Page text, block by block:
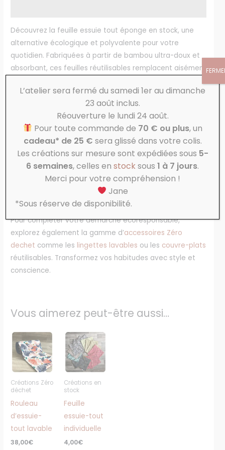
Découvrez la feuille essuie tout éponge en stock, une
alternative écologique et polyvalente pour votre
quotidien. Fabriquées à partir de bambou ultra-doux et
absorbant, ces feuilles réutilisables remplacent aisément
idéale pour essuyer vos mains après le lavage ou
absorber les petits accidents de la vie quotidienne.
La feuille essuie tout éponge en stock s’adapte à toutes
vos tâches ménagères grâce à leur résistance et leur
capacité d’absorption. Que ce soit pour sécher des fruits
et légumes fraîchement lavés ou essuyer des surfaces,
elles offrent une solution pratique et zéro déchet.
Facilement lavables en machine, elles conservent leur
douceur et leur efficacité, utilisation après utilisation.
Pour compléter votre démarche écoresponsable,
explorez également la gamme d’accessoires Zéro
dechet comme les lingettes lavables ou les couvre-plats
réutilisables. Transformez vos habitudes avec style et
conscience.
Vous aimerez peut-être aussi…
Créations Zéro
déchet
Rouleau
d’essuie-
tout lavable
38,00€
Ce
produit
a
plusieurs
variations.
Les
options
peuvent
Créations en
stock
Feuille
essuie-tout
individuelle
4,00€
Ce
produit
a
plusieurs
variations.
Les
options
peuvent
L’atelier sera fermé du samedi 1er au dimanche
23 août inclus.
Réouverture le lundi 24 août.
Pour toute commande de 70 € ou plus, un
cadeau* de 25 € sera glissé dans votre colis.
Les créations sur mesure sont expédiées sous 5-
6 semaines, celles en stocksous 1 à 7 jours.
Merci pour votre compréhension !
Jane
*Sous réserve de disponibilité.